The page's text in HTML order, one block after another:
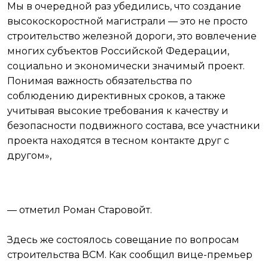
Мы в очередной раз убедились, что создание
высокоскоростной магистрали — это не просто
строительство железной дороги, это вовлечение
многих субъектов Российской Федерации,
социально и экономически значимый проект.
Понимая важность обязательства по
соблюдению директивных сроков, а также
учитывая высокие требования к качеству и
безопасности подвижного состава, все участники
проекта находятся в тесном контакте друг с
другом»,
— отметил Роман Старовойт.
Здесь же состоялось совещание по вопросам
строительства ВСМ. Как сообщил вице-премьер